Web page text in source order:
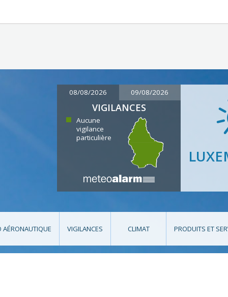
08/08/2026 09/08/2026
VIGILANCES
Aucune
vigilance
particulière
AÉRONAUTIQUE VIGILANCES CLIMAT PRODUITS ET